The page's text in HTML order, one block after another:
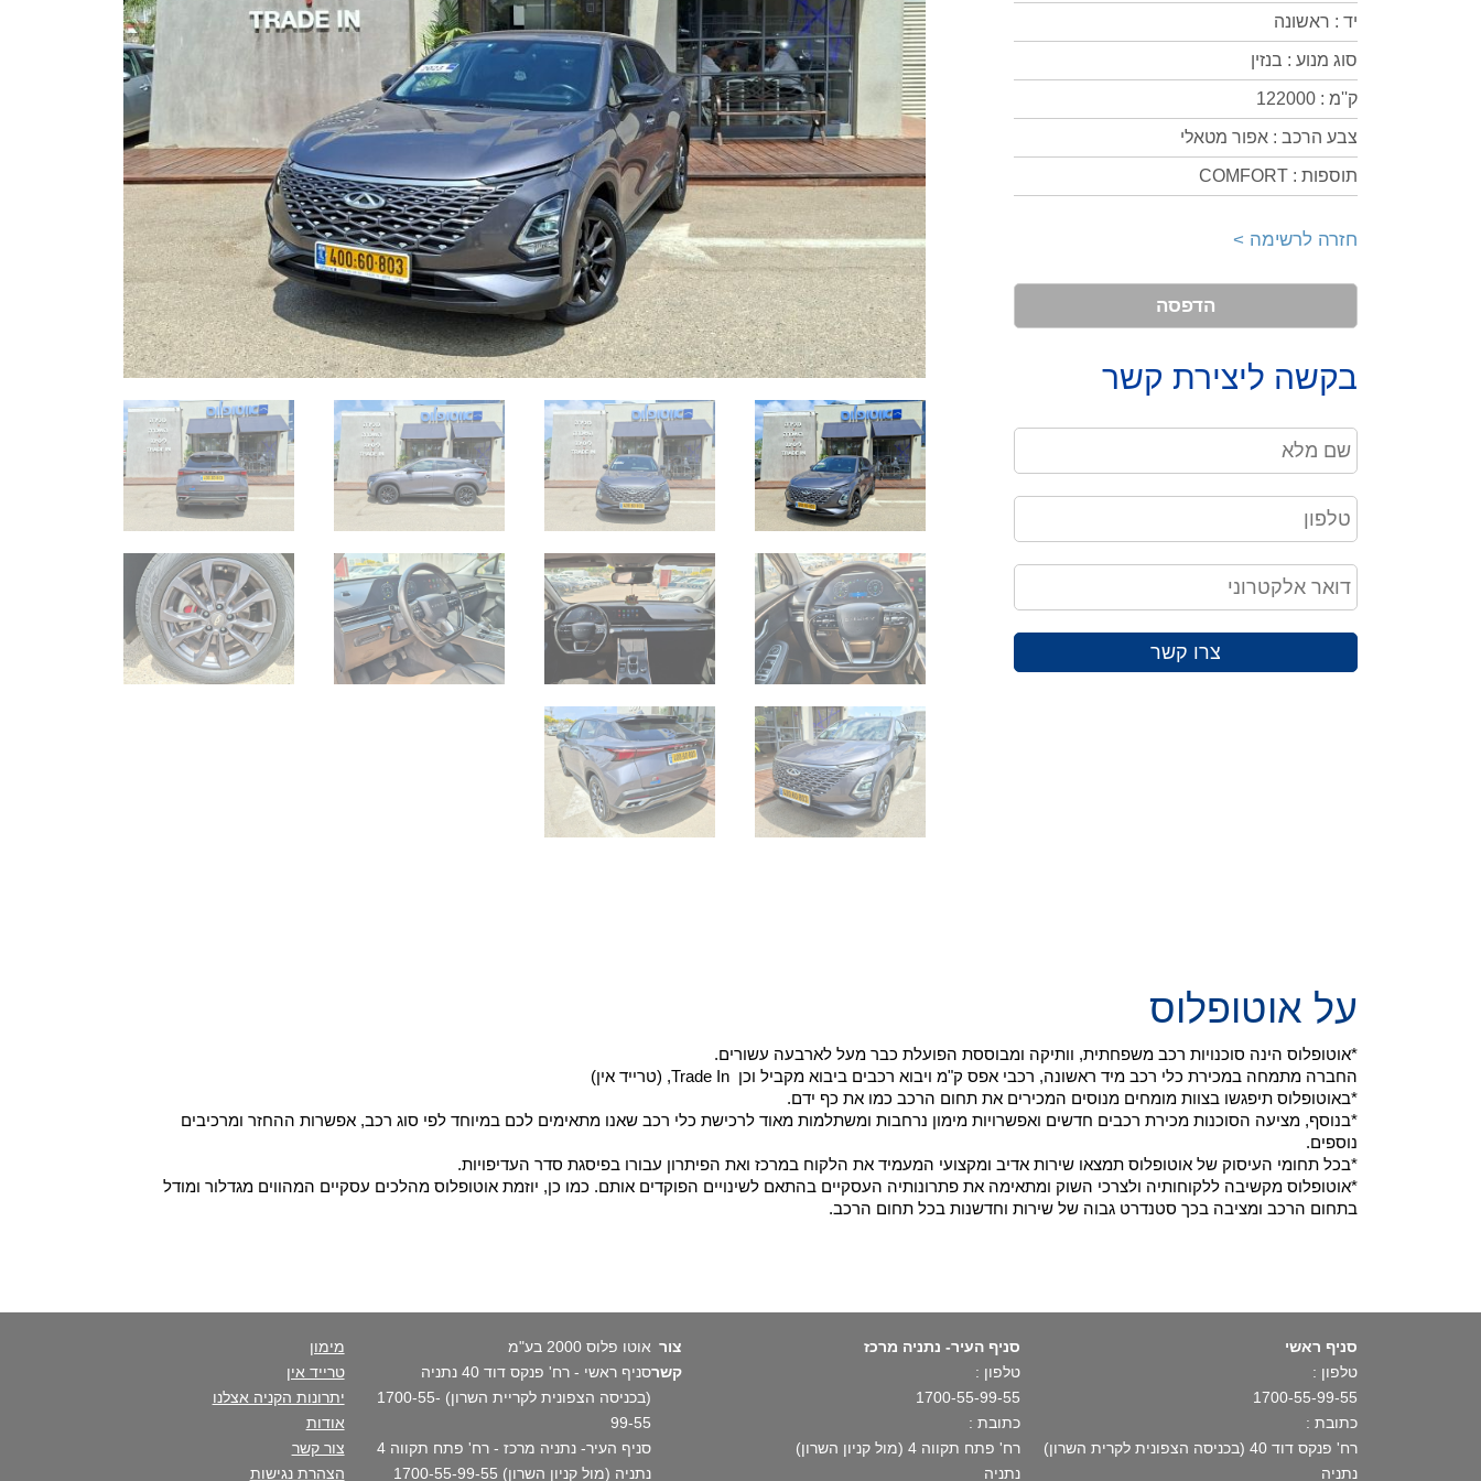
יד : ראשונה
סוג מנוע : בנזין
ק''מ : 122000
צבע הרכב : אפור מטאלי
תוספות : COMFORT
חזרה לרשימה >
הדפסה
בקשה ליצירת קשר
צרו קשר
על אוטופלוס
*אוטופלוס הינה סוכנויות רכב משפחתית, וותיקה ומבוססת הפועלת כבר מעל לארבעה עשורים.
החברה מתמחה במכירת כלי רכב מיד ראשונה, רכבי אפס ק"מ ויבוא רכבים ביבוא מקביל וכן Trade In, (טרייד אין)
*באוטופלוס תיפגשו בצוות מומחים מנוסים המכירים את תחום הרכב כמו את כף ידם.
*בנוסף, מציעה הסוכנות מכירת רכבים חדשים ואפשרויות מימון נרחבות ומשתלמות מאוד לרכישת כלי רכב שאנו מתאימים לכם במיוחד לפי סוג רכב, אפשרות ההחזר ומרכיבים
נוספים.
*בכל תחומי העיסוק של אוטופלוס תמצאו שירות אדיב ומקצועי המעמיד את הלקוח במרכז ואת הפיתרון עבורו בפיסגת סדר העדיפויות.
*אוטופלוס מקשיבה ללקוחותיה ולצרכי השוק ומתאימה את פתרונותיה העסקיים בהתאם לשינויים הפוקדים אותם. כמו כן, יוזמת אוטופלוס מהלכים עסקיים המהווים מגדלור ומודל
בתחום הרכב ומציבה בכך סטנדרט גבוה של שירות וחדשנות בכל תחום הרכב.
סניף ראשי
טלפון :
1700-55-99-55
כתובת :
רח' פנקס דוד 40 (בכניסה הצפונית לקרית השרון)
נתניה
סניף העיר- נתניה מרכז
טלפון :
1700-55-99-55
כתובת :
רח' פתח תקווה 4 (מול קניון השרון)
נתניה
צור
קשר
אוטו פלוס 2000 בע"מ
סניף ראשי - רח' פנקס דוד 40 נתניה
(בכניסה הצפונית לקריית השרון) 1700-55-
99-55
סניף העיר- נתניה מרכז - רח' פתח תקווה 4
נתניה (מול קניון השרון) 1700-55-99-55
מימון
טרייד אין
יתרונות הקניה אצלנו
אודות
צור קשר
הצהרת נגישות